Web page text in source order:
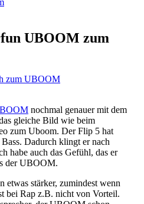
UBOOM zum
nochmal genauer mit dem
gleiche Bild wie beim
zum Uboom. Der Flip 5 hat
Dadurch klingt er nach
habe auch das Gefühl, das er
der UBOOM.
stärker, zumindest wenn
bei Rap z.B. nicht von Vorteil.